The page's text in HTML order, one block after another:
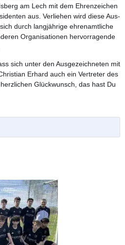
am Lech mit dem Ehren­zei­chen
aus. Ver­lie­hen wird die­se Aus­
durch lang­jäh­ri­ge ehren­amt­li­che
Orga­ni­sa­tio­nen her­vor­ra­gen­de
sich unter den Aus­ge­zeich­ne­ten mit
Erhard auch ein Ver­tre­ter des
Glück­wunsch, das hast Du